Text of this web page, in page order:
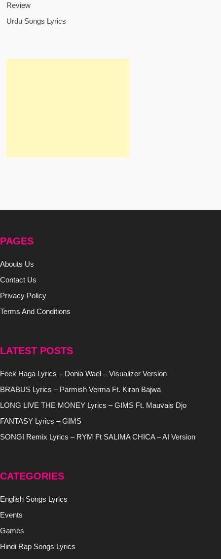
Review
Urdu Songs Lyrics
PAGES
Abouts Us
Contact Us
Privacy Policy
Terms And Conditions
LATEST POSTS
Feek Haga Lyrics – Donia Wael – Visualizer Version
BRABUS Lyrics – Parmish Verma Ft. Kiran Bajwa
LONG LIVE THE MONEY Lyrics – GIMS Ft. Mauvais Djo
FANTASY Lyrics – GIMS
SONGI Remix Lyrics – RYM Ft SALIMA CHICA – AI Version
CATEGORIES
English Songs Lyrics
Events
Games
Hindi Rap Songs Lyrics